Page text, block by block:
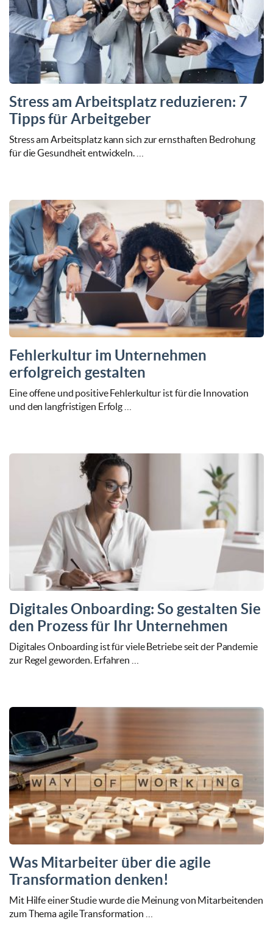
Stress am Arbeitsplatz reduzieren: 7
Tipps für Arbeitgeber
Stress am Arbeitsplatz kann sich zur ernsthaften Bedrohung
für die Gesundheit entwickeln. …
Fehlerkultur im Unternehmen
erfolgreich gestalten
Eine offene und positive Fehlerkultur ist für die Innovation
und den langfristigen Erfolg …
Digitales Onboarding: So gestalten Sie
den Prozess für Ihr Unternehmen
Digitales Onboarding ist für viele Betriebe seit der Pandemie
zur Regel geworden. Erfahren …
Was Mitarbeiter über die agile
Transformation denken!
Mit Hilfe einer Studie wurde die Meinung von Mitarbeitenden
zum Thema agile Transformation …